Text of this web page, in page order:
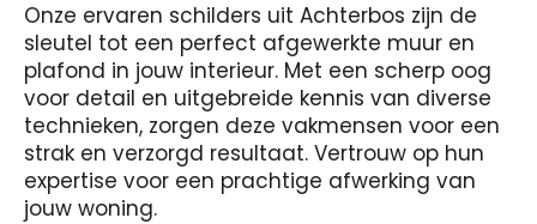
Onze ervaren schilders uit Achterbos zijn de
sleutel tot een perfect afgewerkte muur en
plafond in jouw interieur. Met een scherp oog
voor detail en uitgebreide kennis van diverse
technieken, zorgen deze vakmensen voor een
strak en verzorgd resultaat. Vertrouw op hun
expertise voor een prachtige afwerking van
jouw woning.